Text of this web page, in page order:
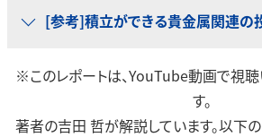
[参考]積立ができる貴金属関連の
※このレポートは、YouTube動画で視聴
す。
著者の吉田 哲が解説しています。以下